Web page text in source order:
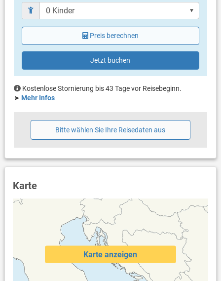
eigener Balkon
Bestuhlung
Sonnenschirm
überdacht
Bestuhlung
Weitere Informationen
Grill vorhanden
Privater Parkplatz auf dem Grundstück
Haustier erlaubt (gegen Gebühr: 12.00 € pro Tag / pro
Klimaanlage
Bettwäsche vorhanden
Handtücher vorhanden
Waschmaschine in der Unterkunft
Internet per WLAN
Other features:
Summer kitchen
Preis berechnen
Jetzt buchen
Kostenlose Stornierung bis 43 Tage vor Reisebeginn.
➤ Mehr Infos
Bitte wählen Sie Ihre Reisedaten aus
Karte
Karte anzeigen